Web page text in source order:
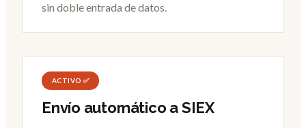
sin doble entrada de datos.
ACTIVO ✅
Envío automático a SIEX